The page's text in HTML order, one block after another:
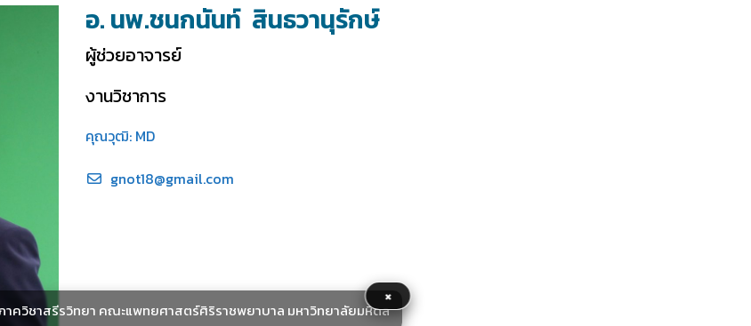
×
าควิชาสรีรวิทยา คณะแพทยศาสตร์ศิริราชพยาบาล มหาวิทยาลัยมหิดล
อ. นพ.ชนกนันท์ สินธวานุรักษ์
ผู้ช่วยอาจารย์
งานวิชาการ
คุณวุฒิ: MD
gnot18@gmail.com